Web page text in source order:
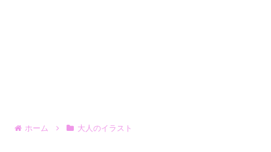
ホーム 大人のイラスト